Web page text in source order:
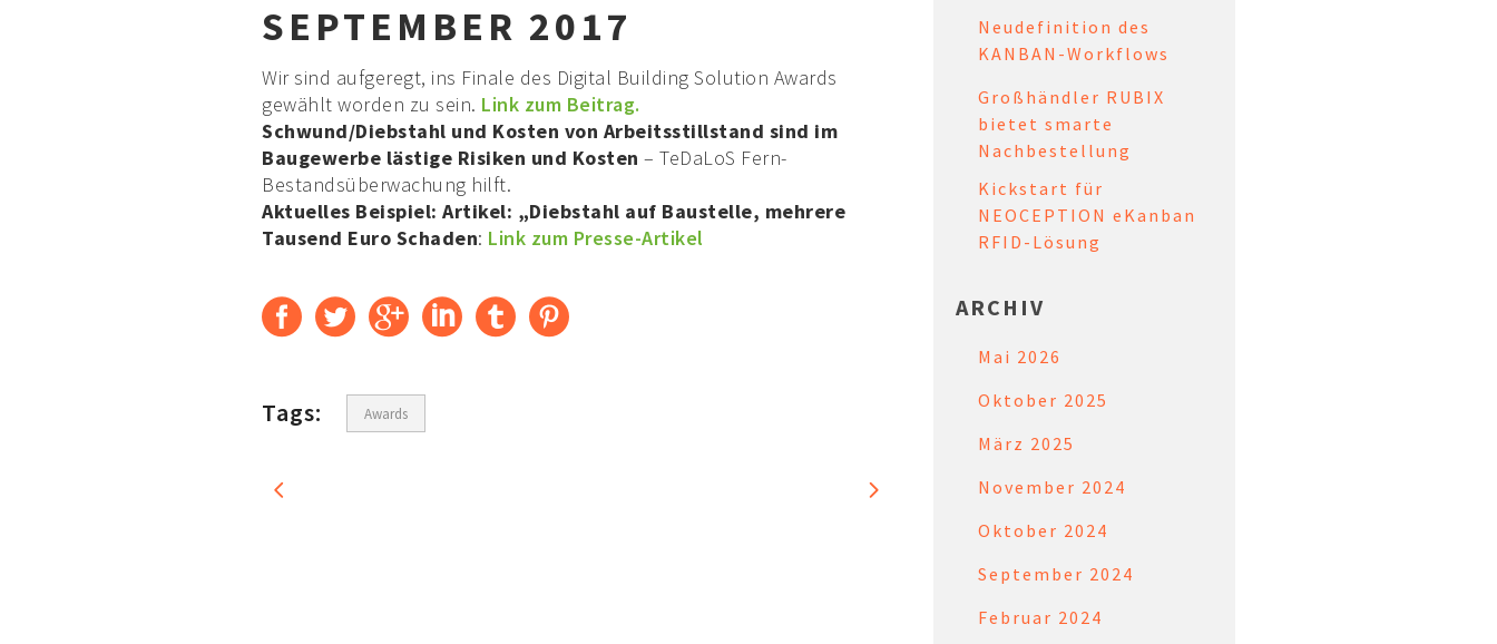
SEPTEMBER 2017
Wir sind aufgeregt, ins Finale des Digital Building Solution Awards
gewählt worden zu sein. Link zum Beitrag.
Schwund/Diebstahl und Kosten von Arbeitsstillstand sind im
Baugewerbe lästige Risiken und Kosten – TeDaLoS Fern-
Bestandsüberwachung hilft.
Aktuelles Beispiel: Artikel: „Diebstahl auf Baustelle, mehrere
Tausend Euro Schaden: Link zum Presse-Artikel
Tags: Awards
Neudefinition des
KANBAN-Workflows
Großhändler RUBIX
bietet smarte
Nachbestellung
Kickstart für
NEOCEPTION eKanban
RFID-Lösung
ARCHIV
Mai 2026
Oktober 2025
März 2025
November 2024
Oktober 2024
September 2024
Februar 2024